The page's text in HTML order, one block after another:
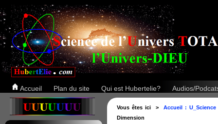
Accueil Plan du site Qui est Hubertelie? Audios/
Vous êtes ici > Accueil : U_Science
Dimension